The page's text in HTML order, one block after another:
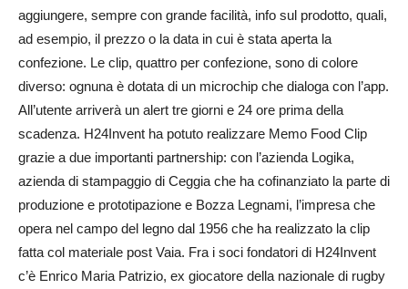
aggiungere, sempre con grande facilità, info sul prodotto, quali,
ad esempio, il prezzo o la data in cui è stata aperta la
confezione. Le clip, quattro per confezione, sono di colore
diverso: ognuna è dotata di un microchip che dialoga con l’app.
All’utente arriverà un alert tre giorni e 24 ore prima della
scadenza. H24Invent ha potuto realizzare Memo Food Clip
grazie a due importanti partnership: con l’azienda Logika,
azienda di stampaggio di Ceggia che ha cofinanziato la parte di
produzione e prototipazione e Bozza Legnami, l’impresa che
opera nel campo del legno dal 1956 che ha realizzato la clip
fatta col materiale post Vaia. Fra i soci fondatori di H24Invent
c’è Enrico Maria Patrizio, ex giocatore della nazionale di rugby